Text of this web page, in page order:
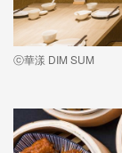
ⓒ華漾 DIM SUM